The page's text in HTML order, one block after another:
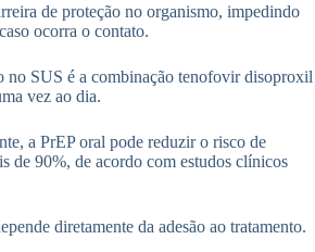
de proteção no organismo, impedindo
ocorra o contato.
no SUS é a combinação tenofovir disoproxil
vez ao dia.
a PrEP oral pode reduzir o risco de
de 90%, de acordo com estudos clínicos
diretamente da adesão ao tratamento.